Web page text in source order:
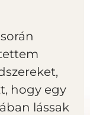
hogy egy
lássak